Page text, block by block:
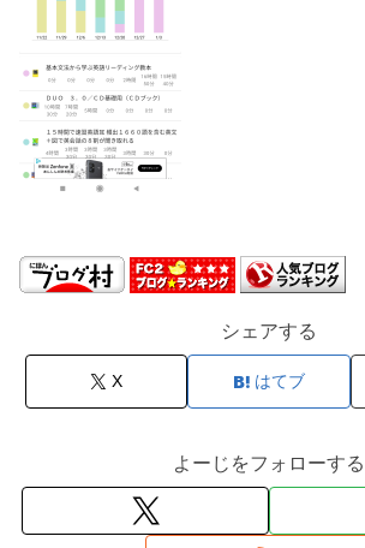
シェアする
X はてブ
よーじをフォローする